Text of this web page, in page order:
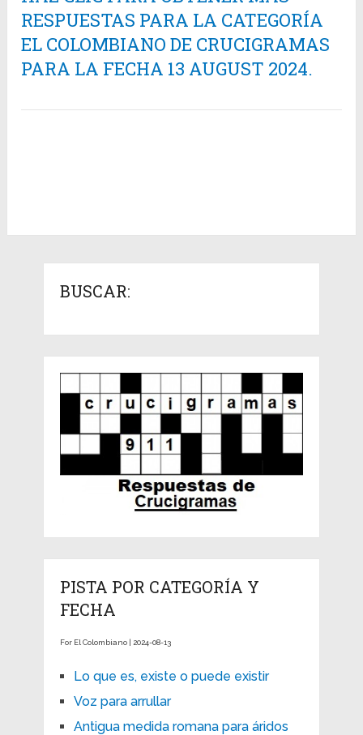
RESPUESTAS PARA LA CATEGORÍA
EL COLOMBIANO DE CRUCIGRAMAS
PARA LA FECHA 13 AUGUST 2024.
BUSCAR:
PISTA POR CATEGORÍA Y
FECHA
For El Colombiano | 2024-08-13
Lo que es, existe o puede existir
Voz para arrullar
Antigua medida romana para áridos